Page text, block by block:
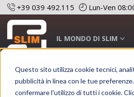
Questo sito utilizza cookie tecnici,
pubblicità in linea con le tue
confermare l'utilizzo di tutti i cookie.
+39 039 492.115 Lun-Ven
IL MONDO DI SLIM
Your light on